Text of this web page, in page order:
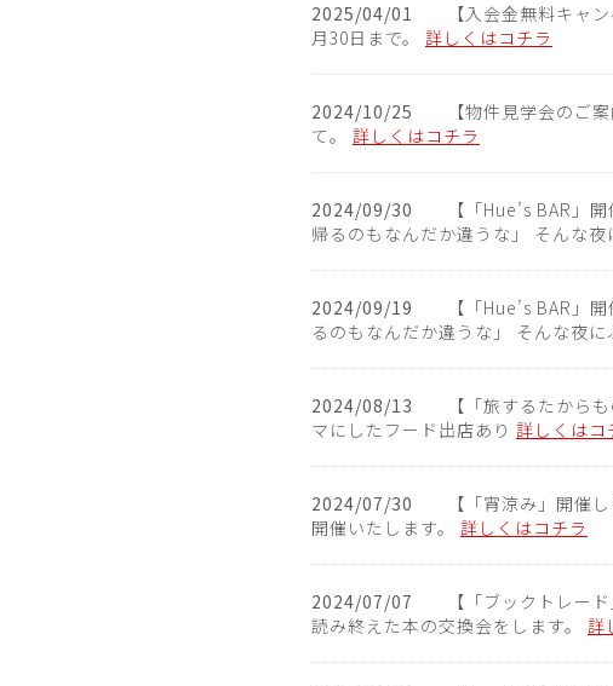
2025/04/01
【入会金無料キャ
月30日まで。 詳しくはコチラ
2024/10/25
【物件見学会のご
て。 詳しくはコチラ
2024/09/30
【「Hue’s BAR」
帰るのもなんだか違うな」 そんな
2024/09/19
【「Hue’s BAR」
るのもなんだか違うな」 そんな夜
2024/08/13
【「旅するたから
マにしたフード出店あり 詳しくはコ
2024/07/30
【「宵涼み」開催
開催いたします。 詳しくはコチラ
2024/07/07
【「ブックトレー
読み終えた本の交換会をします。 詳